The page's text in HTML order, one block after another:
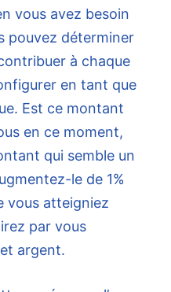
vous avez besoin
pouvez déterminer
à chaque
en tant que
Est ce montant
en ce moment,
qui semble un
le de 1%
vous atteigniez
par vous
argent.